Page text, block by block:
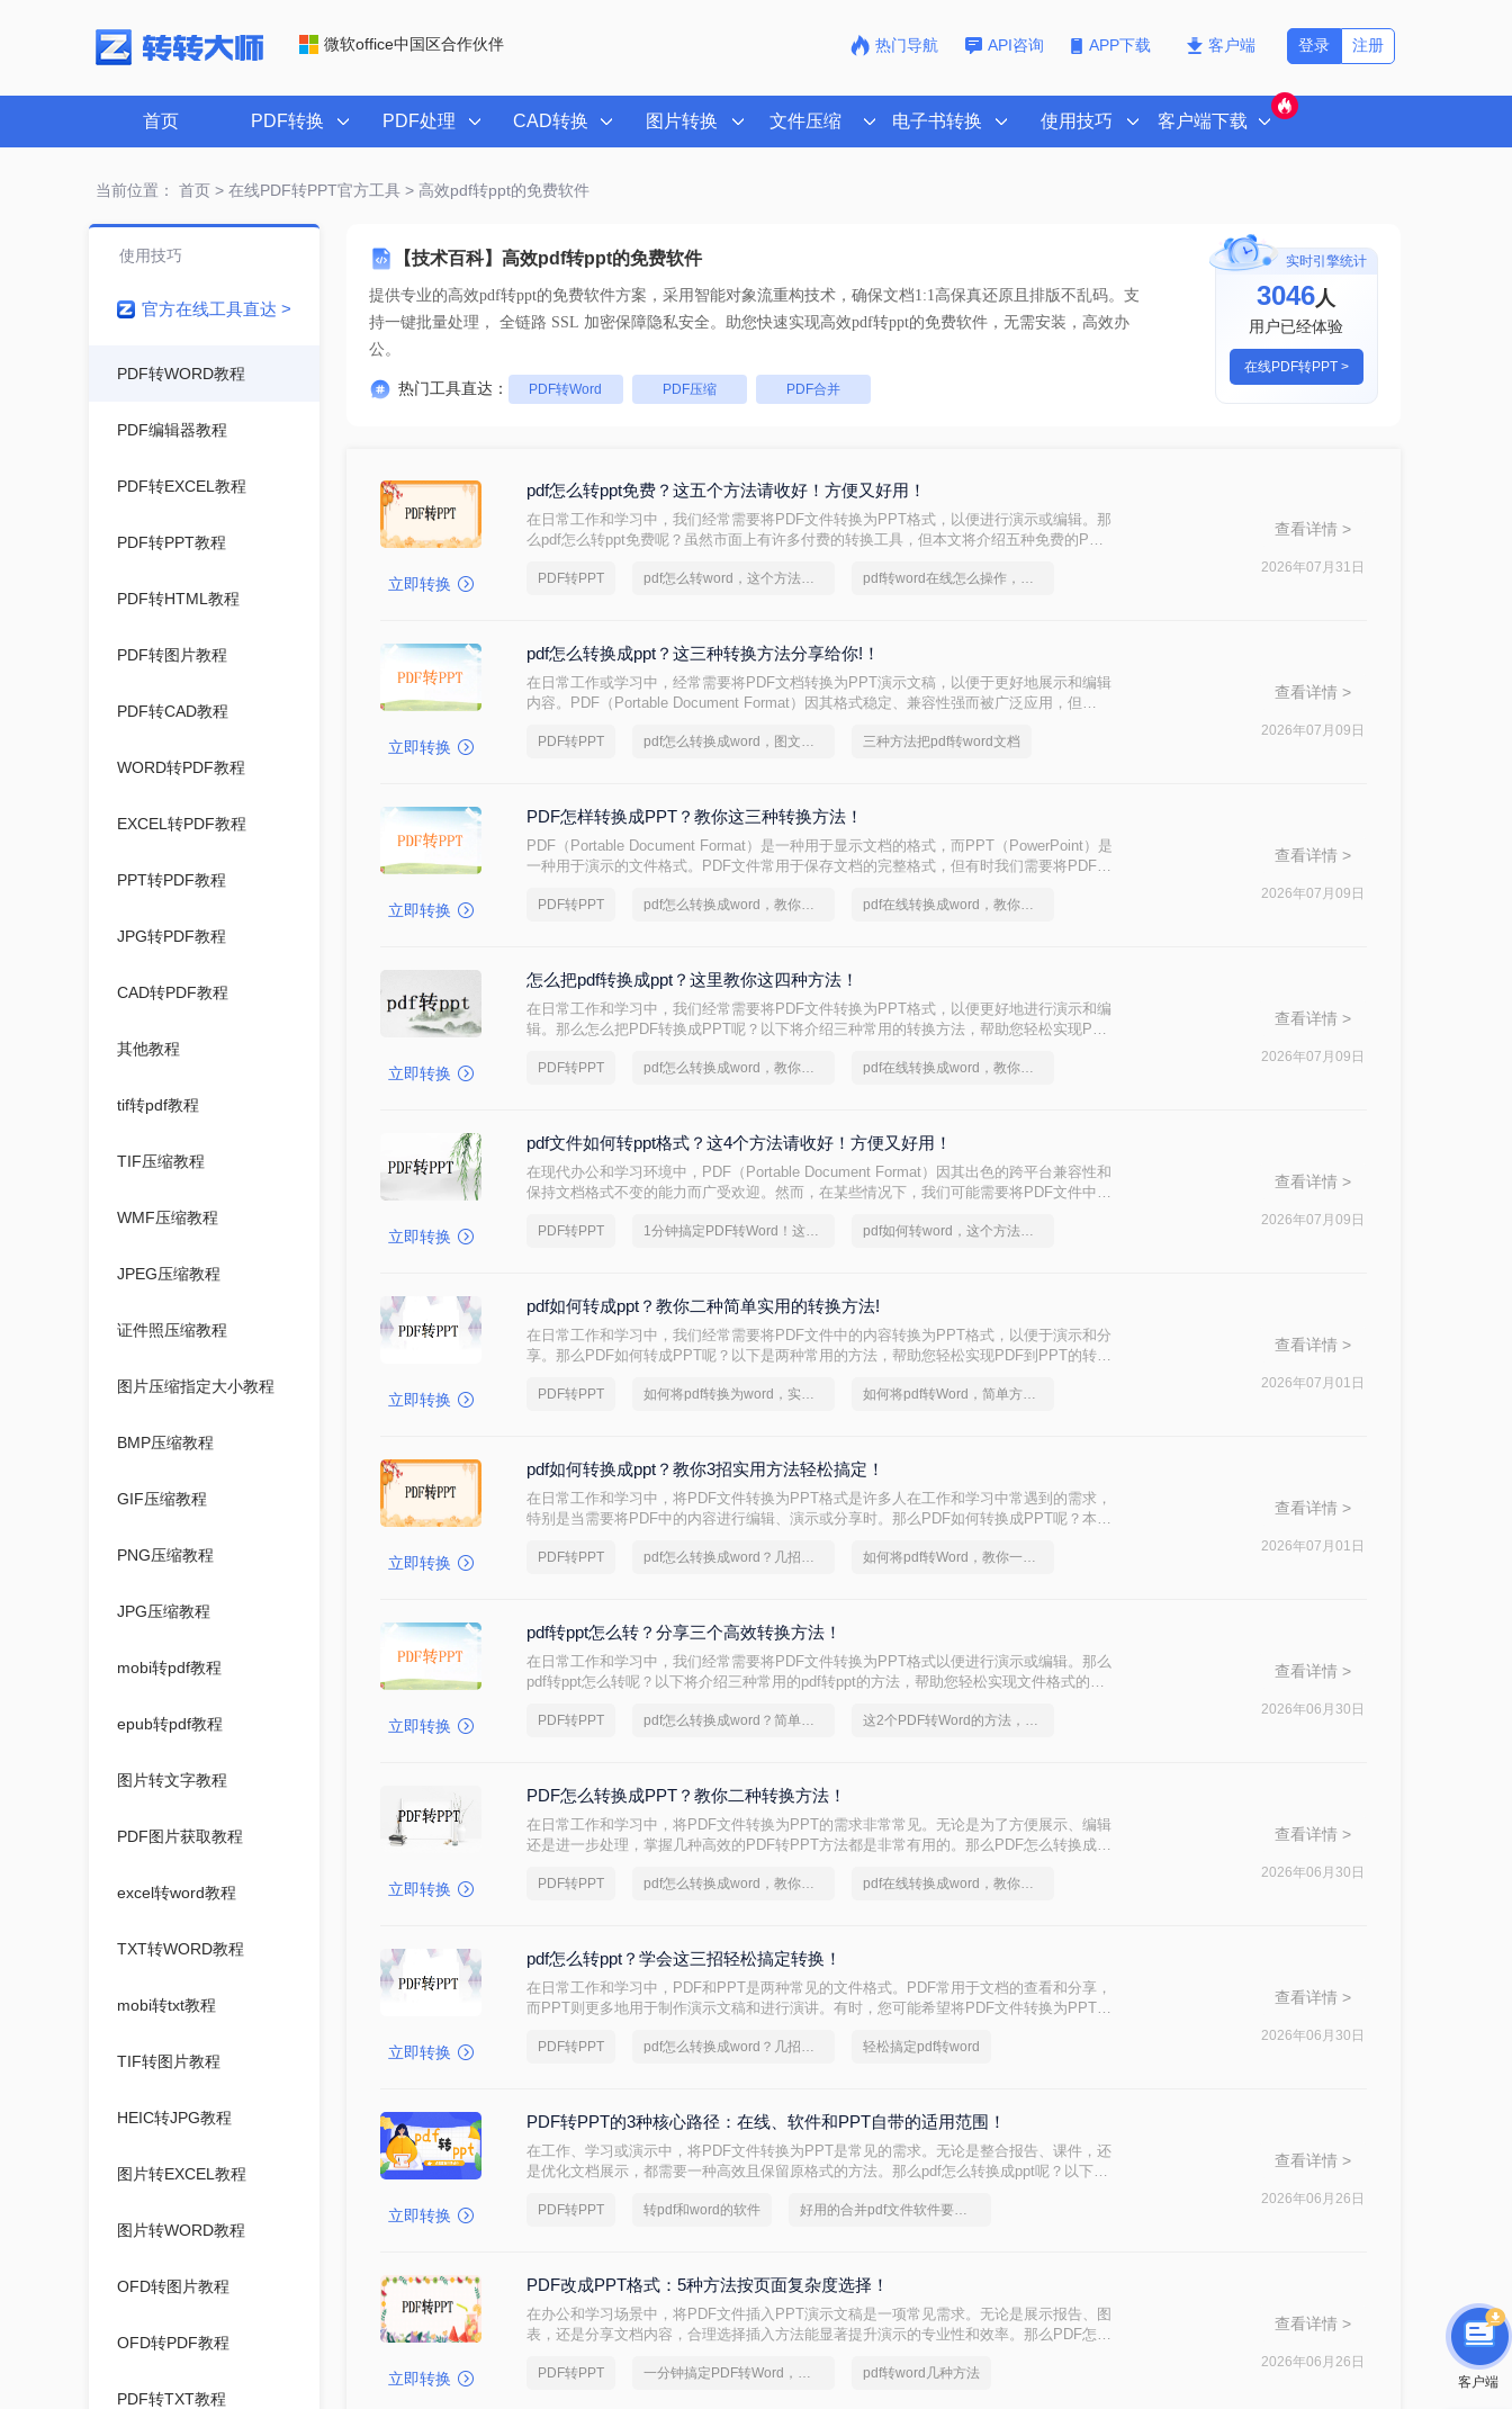
微软office中国区合作伙伴 热门导航 API咨询 APP下载 客户端 注册
登录
首页 PDF转换 PDF处理 CAD转换 图片转换 文件压缩 电子书转换 使用技巧 客户端下载
当前位置： 首页> 在线PDF转PPT官方工具> 高效pdf转ppt的免费软件
【技术百科】高效pdf转ppt的免费软件
提供专业的高效pdf转ppt的免费软件方案，采用智能对象流重构技术，确保文档1:1高保真还原且排版不乱码。支
持一键批量处理， 全链路 SSL 加密保障隐私安全。助您快速实现高效pdf转ppt的免费软件，无需安装，高效办
公。
热门工具直达： PDF转Word PDF压缩 PDF合并
实时引擎统计
3046人
用户已经体验
在线PDF转PPT >
使用技巧
官方在线工具直达 >
PDF转WORD教程
PDF编辑器教程
PDF转EXCEL教程
PDF转PPT教程
PDF转HTML教程
PDF转图片教程
PDF转CAD教程
WORD转PDF教程
EXCEL转PDF教程
PPT转PDF教程
JPG转PDF教程
CAD转PDF教程
其他教程
tif转pdf教程
TIF压缩教程
WMF压缩教程
JPEG压缩教程
证件照压缩教程
图片压缩指定大小教程
BMP压缩教程
GIF压缩教程
PNG压缩教程
JPG压缩教程
mobi转pdf教程
epub转pdf教程
图片转文字教程
PDF图片获取教程
excel转word教程
TXT转WORD教程
mobi转txt教程
TIF转图片教程
HEIC转JPG教程
图片转EXCEL教程
图片转WORD教程
OFD转图片教程
OFD转PDF教程
PDF转TXT教程
立即转换
pdf怎么转ppt免费？这五个方法请收好！方便又好用！
在日常工作和学习中，我们经常需要将PDF文件转换为PPT格式，以便进行演示或编辑。那
么pdf怎么转ppt免费呢？虽然市面上有许多付费的转换工具，但本文将介绍五种免费的PDF
PDF转PPT pdf怎么转word，这个方法简单又方便 pdf转word在线怎么操作，这个方法简单又方便
查看详情 >
2026年07月31日
立即转换
pdf怎么转换成ppt？这三种转换方法分享给你!！
在日常工作或学习中，经常需要将PDF文档转换为PPT演示文稿，以便于更好地展示和编辑
内容。PDF（Portable Document Format）因其格式稳定、兼容性强而被广泛应用，但
绍三种将PDF转换为PPT的高效方法，帮助您轻松完成格式转换。
PDF转PPT pdf怎么转换成word，图文教程分享 三种方法把pdf转word文档
查看详情 >
2026年07月09日
立即转换
PDF怎样转换成PPT？教你这三种转换方法！
PDF（Portable Document Format）是一种用于显示文档的格式，而PPT（PowerPoint）是
一种用于演示的文件格式。PDF文件常用于保存文档的完整格式，但有时我们需要将PDF文
绍三种方法，以帮助您将PDF文件转换为PPT文件。
PDF转PPT pdf怎么转换成word，教你一个方法 pdf在线转换成word，教你一个方法
查看详情 >
2026年07月09日
立即转换
怎么把pdf转换成ppt？这里教你这四种方法！
在日常工作和学习中，我们经常需要将PDF文件转换为PPT格式，以便更好地进行演示和编
辑。那么怎么把PDF转换成PPT呢？以下将介绍三种常用的转换方法，帮助您轻松实现PDF
PDF转PPT pdf怎么转换成word，教你一个方法 pdf在线转换成word，教你一个方法
查看详情 >
2026年07月09日
立即转换
pdf文件如何转ppt格式？这4个方法请收好！方便又好用！
在现代办公和学习环境中，PDF（Portable Document Format）因其出色的跨平台兼容性和
保持文档格式不变的能力而广受欢迎。然而，在某些情况下，我们可能需要将PDF文件中的
文件如何转ppt格式呢？本文将详细介绍几种将PDF文件转换为PPT格式的有效方法，帮助
PDF转PPT 1分钟搞定PDF转Word！这2个方法，一定要收好！ pdf如何转word，这个方法简单又方便
查看详情 >
2026年07月09日
立即转换
pdf如何转成ppt？教你二种简单实用的转换方法!
在日常工作和学习中，我们经常需要将PDF文件中的内容转换为PPT格式，以便于演示和分
享。那么PDF如何转成PPT呢？以下是两种常用的方法，帮助您轻松实现PDF到PPT的转
PDF转PPT 如何将pdf转换为word，实用的方法来了 如何将pdf转Word，简单方法教你一招
查看详情 >
2026年07月01日
立即转换
pdf如何转换成ppt？教你3招实用方法轻松搞定！
在日常工作和学习中，将PDF文件转换为PPT格式是许多人在工作和学习中常遇到的需求，
特别是当需要将PDF中的内容进行编辑、演示或分享时。那么PDF如何转换成PPT呢？本文
PDF转PPT pdf怎么转换成word？几招轻松搞定 如何将pdf转Word，教你一招搞定
查看详情 >
2026年07月01日
立即转换
pdf转ppt怎么转？分享三个高效转换方法！
在日常工作和学习中，我们经常需要将PDF文件转换为PPT格式以便进行演示或编辑。那么
pdf转ppt怎么转呢？以下将介绍三种常用的pdf转ppt的方法，帮助您轻松实现文件格式的转
PDF转PPT pdf怎么转换成word？简单高效的恢复方法 这2个PDF转Word的方法，高效率转换，排版不乱码！
查看详情 >
2026年06月30日
立即转换
PDF怎么转换成PPT？教你二种转换方法！
在日常工作和学习中，将PDF文件转换为PPT的需求非常常见。无论是为了方便展示、编辑
还是进一步处理，掌握几种高效的PDF转PPT方法都是非常有用的。那么PDF怎么转换成
PDF转PPT pdf怎么转换成word，教你一个方法 pdf在线转换成word，教你一个方法
查看详情 >
2026年06月30日
立即转换
pdf怎么转ppt？学会这三招轻松搞定转换！
在日常工作和学习中，PDF和PPT是两种常见的文件格式。PDF常用于文档的查看和分享，
而PPT则更多地用于制作演示文稿和进行演讲。有时，您可能希望将PDF文件转换为PPT格
的方法：使用专业的PDF转PPT软件、利用在线转换工具，以及手动复制粘贴内容。
PDF转PPT pdf怎么转换成word？几招轻松搞定 轻松搞定pdf转word
查看详情 >
2026年06月30日
立即转换
PDF转PPT的3种核心路径：在线、软件和PPT自带的适用范围！
在工作、学习或演示中，将PDF文件转换为PPT是常见的需求。无论是整合报告、课件，还
是优化文档展示，都需要一种高效且保留原格式的方法。那么pdf怎么转换成ppt呢？以下是
PDF转PPT 转pdf和word的软件 好用的合并pdf文件软件要和好朋友分享
查看详情 >
2026年06月26日
立即转换
PDF改成PPT格式：5种方法按页面复杂度选择！
在办公和学习场景中，将PDF文件插入PPT演示文稿是一项常见需求。无论是展示报告、图
表，还是分享文档内容，合理选择插入方法能显著提升演示的专业性和效率。那么PDF怎么
PDF转PPT 一分钟搞定PDF转Word，这2种简单方法，任意选择 pdf转word几种方法
查看详情 >
2026年06月26日
客户端